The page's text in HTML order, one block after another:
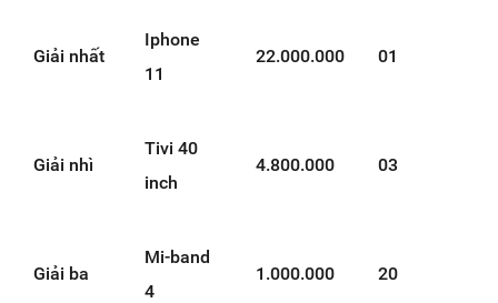
Giải nhất
Iphone
11
22.000.000 01
Giải nhì
Tivi 40
inch
4.800.000 03
Giải ba
Mi-band
4
1.000.000 20